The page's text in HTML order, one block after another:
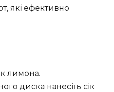
які ефективно
лимона.
диска нанесіть сік